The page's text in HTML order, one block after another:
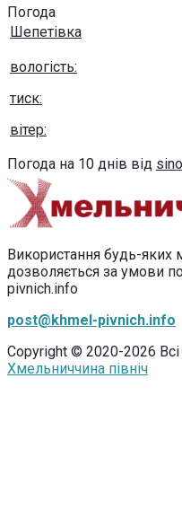
Погода
Шепетівка
вологість:
тиск:
вітер:
Погода на 10 днів від
Використання будь-яких
дозволяється за умови
pivnich.info
post@khmel-pivnich.info
Copyright © 2020-2026
Хмельниччина північ